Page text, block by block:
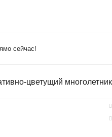
сейчас!
цветущий многолетник